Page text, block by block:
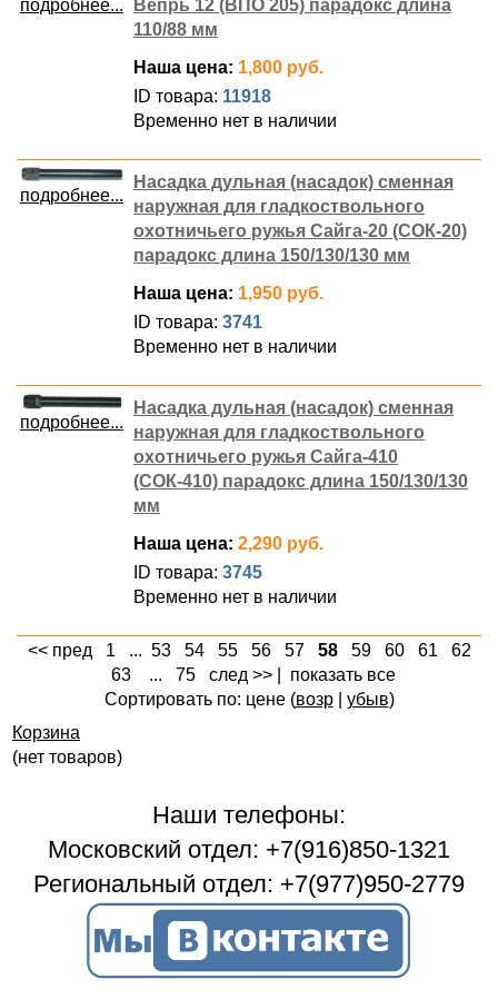
подробнее...
Вепрь 12 (ВПО 205) парадокс длина
110/88 мм
Наша цена: 1,800 руб.
ID товара: 11918
Временно нет в наличии
подробнее...
Насадка дульная (насадок) сменная
наружная для гладкоствольного
охотничьего ружья Сайга-20 (СОК-20)
парадокс длина 150/130/130 мм
Наша цена: 1,950 руб.
ID товара: 3741
Временно нет в наличии
подробнее...
Насадка дульная (насадок) сменная
наружная для гладкоствольного
охотничьего ружья Сайга-410
(СОК-410) парадокс длина 150/130/130
мм
Наша цена: 2,290 руб.
ID товара: 3745
Временно нет в наличии
<< пред 1 ... 53 54 55 56 57 58 59 60 61
62
63 ... 75 след >>
показать все
Сортировать по: цене (возр| убыв)
Корзина
(нет товаров)
Наши телефоны:
Московский отдел: +7(916)850-1321
Региональный отдел: +7(977)950-2779